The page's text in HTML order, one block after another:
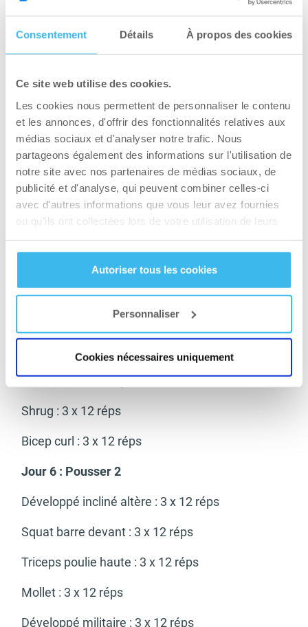
Consentement Détails À propos des cookies
Ce site web utilise des cookies.
Les cookies nous permettent de personnaliser le contenu
et les annonces, d'offrir des fonctionnalités relatives aux
médias sociaux et d'analyser notre trafic. Nous
partageons également des informations sur l'utilisation de
notre site avec nos partenaires de médias sociaux, de
publicité et d'analyse, qui peuvent combiner celles-ci
avec d'autres informations que vous leur avez fournies
ou qu'ils ont collectées lors de votre utilisation de leurs
Autoriser tous les cookies
Personnaliser
Cookies nécessaires uniquement
Leg press : 3 x 6 réps
Jour 4 : Cardio et abdo
30 min HIIT
3 x circuit abdos :
– Remonté de jambe
– Abdo crunch
Leg curl : 3 x 12 réps
Rowing peché : 3 x 12 réps
Deadlift jambe tendu : 3 x 12 réps
Traction : 3 x 12 réps
Shrug : 3 x 12 réps
Bicep curl : 3 x 12 réps
Jour 6 : Pousser 2
Développé incliné altère : 3 x 12 réps
Squat barre devant : 3 x 12 réps
Triceps poulie haute : 3 x 12 réps
Mollet : 3 x 12 réps
Développé militaire : 3 x 12 réps